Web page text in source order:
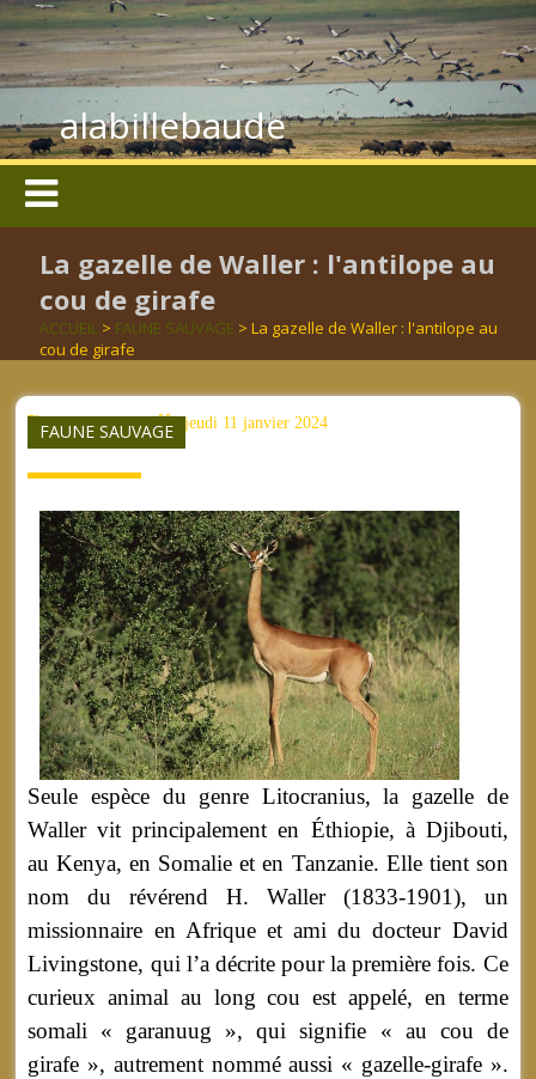
alabillebaude
La gazelle de Waller : l'antilope au
cou de girafe
ACCUEIL > FAUNE SAUVAGE > La gazelle de Waller : l'antilope au
cou de girafe
FAUNE SAUVAGE
aucun mot clé jeudi 11 janvier 2024
Seule espèce du genre Litocranius, la gazelle de
Waller vit principalement en Éthiopie, à Djibouti,
au Kenya, en Somalie et en Tanzanie. Elle tient son
nom du révérend H. Waller (1833-1901), un
missionnaire en Afrique et ami du docteur David
Livingstone, qui l’a décrite pour la première fois. Ce
curieux animal au long cou est appelé, en terme
somali « garanuug », qui signifie « au cou de
girafe », autrement nommé aussi « gazelle-girafe ».